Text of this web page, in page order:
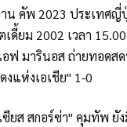
น คัพ 2023 ประเทศ
ดี้ยม 2002 เวลา
ฟ มารินอส ถ่ายทอดส
แห่งเอเชีย" 1-0
ยส สกอร์ซ่า" คุมทัพ